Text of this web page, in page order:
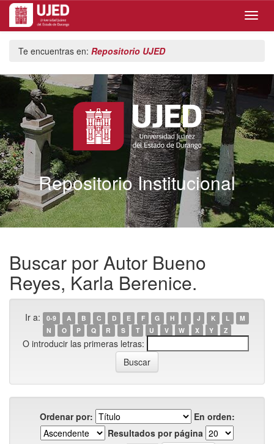
navigation
Te encuentras en: Repositorio UJED
Repositorio Institucional
Buscar por Autor Bueno
Reyes, Karla Berenice.
Ir a: 0-9 A B C D E F G H I J K L
M
N
O P Q R S T U V W X Y Z
O introducir las primeras letras:
Ordenar por:
En orden:
Resultados por página